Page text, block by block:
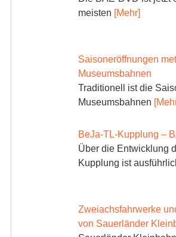
meisten [Mehr]
Saisoneröffnungen
Museumsbahnen
Traditionell ist die
Museumsbahnen
BeJa-TL-Kupplung –
Über die Entwicklung
Kupplung ist
Zweiachsfahrwerke
von Sauerländer